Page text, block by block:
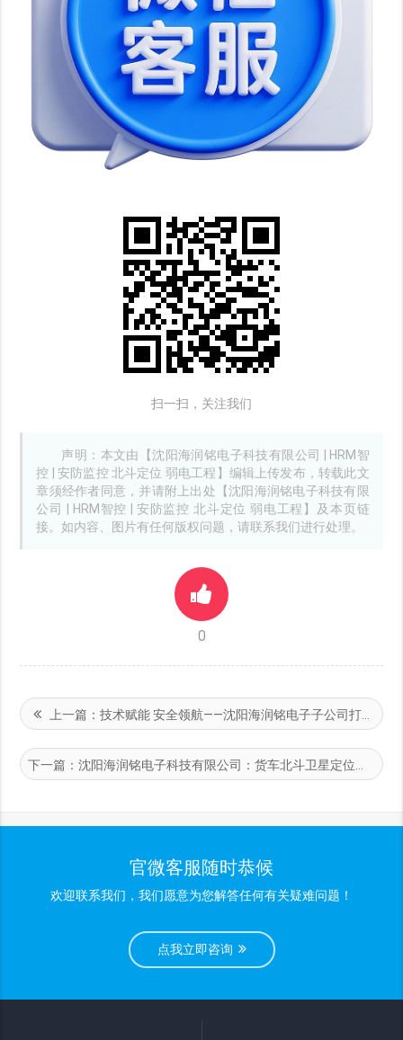
扫一扫，关注我们
声明：本文由【沈阳海润铭电子科技有限公司 | HRM智
控 | 安防监控 北斗定位 弱电工程】编辑上传发布，转载此文
章须经作者同意，并请附上出处【沈阳海润铭电子科技有限
公司 | HRM智控 | 安防监控 北斗定位 弱电工程】及本页链
接。如内容、图片有任何版权问题，请联系我们进行处理。
0
上一篇：技术赋能 安全领航——沈阳海润铭电子子公司打造北斗智能监控新标杆‌
下一篇：沈阳海润铭电子科技有限公司：货车北斗卫星定位远程监控系统，引领物流运输新变革（二）
官微客服随时恭候
欢迎联系我们，我们愿意为您解答任何有关疑难问题！
点我立即咨询